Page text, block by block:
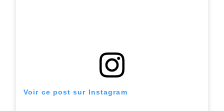
Voir ce post sur Instagram